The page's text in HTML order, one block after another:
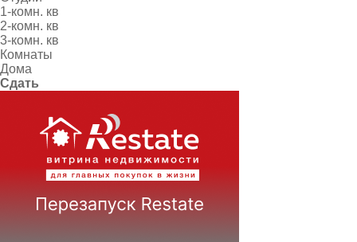
1-комн. кв
2-комн. кв
3-комн. кв
Комнаты
Дома
Сдать